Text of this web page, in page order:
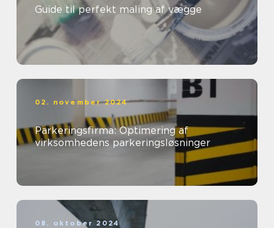
Guide til perfekt maling af vægge
02. november 2024
Parkeringsfirma: Optimering af
virksomhedens parkeringsløsninger
08. oktober 2024